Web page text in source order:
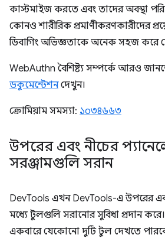
কাস্টমাইজ করতে এবং তাদের অবস্থা
কোনও শারীরিক প্রমাণীকরণকারীদের
ডিবাগিং অভিজ্ঞতাকে অনেক সহজ করে
WebAuthn বৈশিষ্ট্য সম্পর্কে আরও
ডকুমেন্টেশনদেখুন।
ক্রোমিয়াম সমস্যা: ১০৩৪৬৬৩
উপরের এবং নীচের
সরঞ্জামগুলি সরান
DevTools এখন DevTools-এ উপরের
মধ্যে টুলগুলি সরানোর সুবিধা প্রদান
একবারে যেকোনো দুটি টুল দেখতে